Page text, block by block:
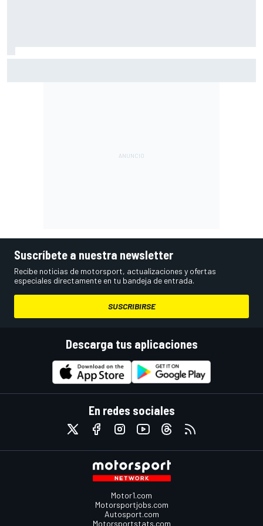
Suscríbete a nuestra newsletter
Recibe noticias de motorsport, actualizaciones y ofertas
especiales directamente en tu bandeja de entrada.
SUSCRIBIRSE
Descarga tus aplicaciones
En redes sociales
Motor1.com
Motorsportjobs.com
Autosport.com
Motorsportstats.com